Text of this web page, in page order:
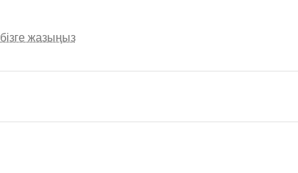
бізге жазыңыз